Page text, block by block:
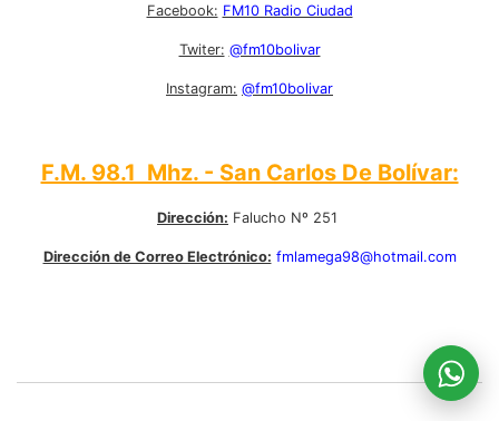
Facebook: FM10 Radio Ciudad
Twiter: @fm10bolivar
Instagram: @fm10bolivar
F.M. 98.1 Mhz. - San Carlos De Bolívar:
Dirección: Falucho Nº 251
Dirección de Correo Electrónico: fmlamega98@hotmail.com